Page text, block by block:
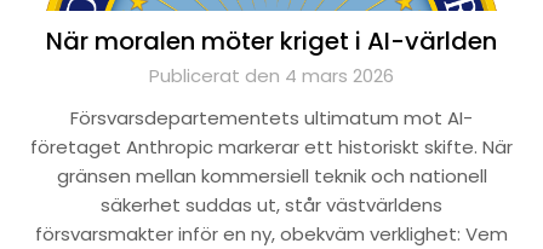
När moralen möter kriget i AI-världen
Publicerat den 4 mars 2026
Försvarsdepartementets ultimatum mot AI-
företaget Anthropic markerar ett historiskt skifte. När
gränsen mellan kommersiell teknik och nationell
säkerhet suddas ut, står västvärldens
försvarsmakter inför en ny, obekväm verklighet: Vem